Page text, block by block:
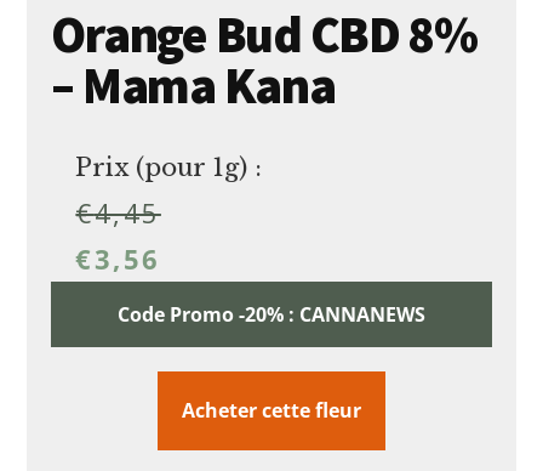
Orange Bud CBD 8%
– Mama Kana
Prix (pour 1g) :
€4,45
€3,56
Code Promo -20% : CANNANEWS
Acheter cette fleur